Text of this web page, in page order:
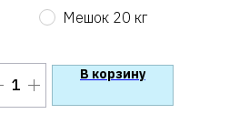
Мешок 20 кг
В корзину